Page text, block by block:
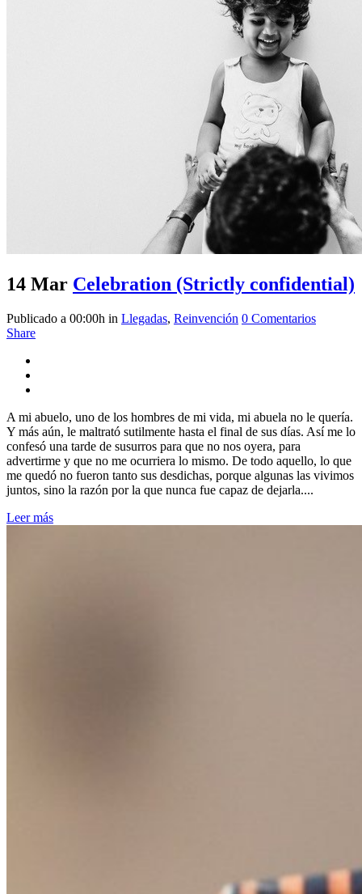
14 Mar Celebration (Strictly confidential)
Publicado a 00:00h in Llegadas, Reinvención 0 Comentarios
Share
A mi abuelo, uno de los hombres de mi vida, mi abuela no le quería.
Y más aún, le maltrató sutilmente hasta el final de sus días. Así me lo
confesó una tarde de susurros para que no nos oyera, para
advertirme y que no me ocurriera lo mismo. De todo aquello, lo que
me quedó no fueron tanto sus desdichas, porque algunas las vivimos
juntos, sino la razón por la que nunca fue capaz de dejarla....
Leer más